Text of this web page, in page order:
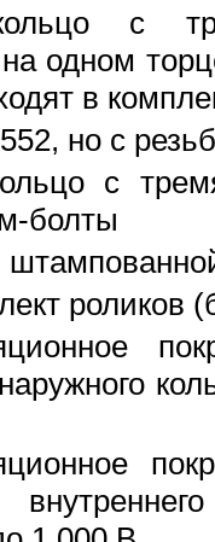
с
одном
в
но с
с
болты
роликов